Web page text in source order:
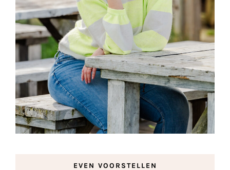
EVEN VOORSTELLEN